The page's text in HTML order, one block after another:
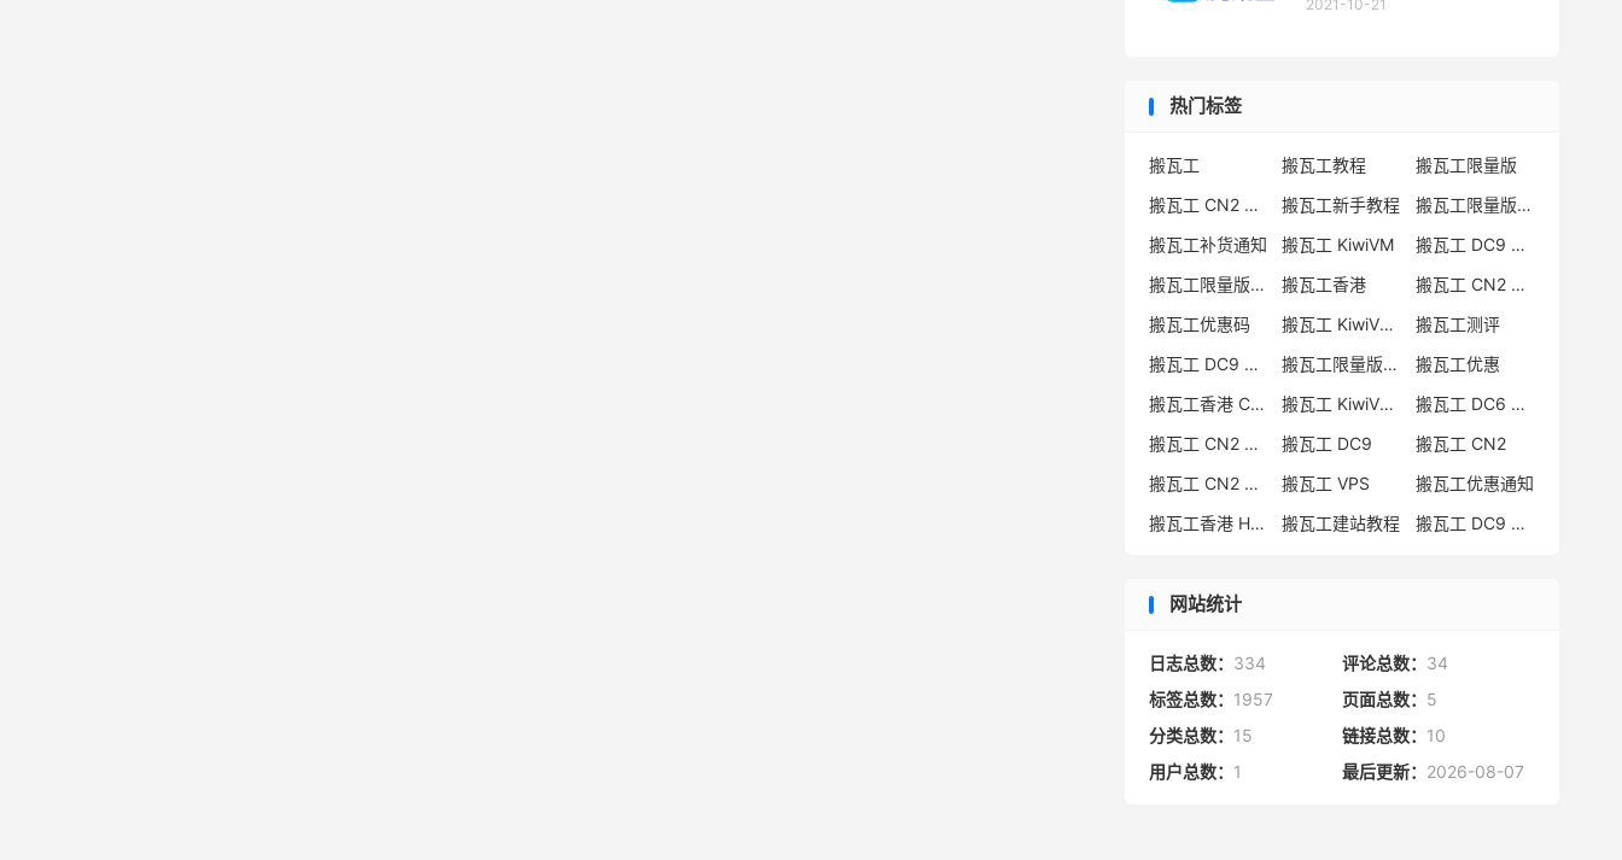
2021-10-21
热门标签
搬瓦工 搬瓦工教程
搬瓦工限量版
搬瓦工 CN2 GIA
搬瓦工新手教程
搬瓦工限量版套餐
搬瓦工补货通知
搬瓦工 KiwiVM
搬瓦工 DC9 CN2 GIA
搬瓦工限量版补货
搬瓦工香港
搬瓦工 CN2 GIA-E
搬瓦工优惠码
搬瓦工 KiwiVM 教程
搬瓦工测评
搬瓦工 DC9 CN2 GIA 限量版
搬瓦工限量版补货通知
搬瓦工优惠
搬瓦工香港 CN2 GIA
搬瓦工 KiwiVM 控制面板
搬瓦工 DC6 CN2 GIA-E
搬瓦工 CN2 GIA-E 限量版
搬瓦工 DC9
搬瓦工 CN2
搬瓦工 CN2 GIA 限量版
搬瓦工 VPS
搬瓦工优惠通知
搬瓦工香港 HK85
搬瓦工建站教程 搬瓦工 DC9 限量版
网站统计
日志总数： 334 评论总数： 34
标签总数： 1957 页面总数： 5
分类总数： 15 链接总数： 10
用户总数： 1 最后更新： 2026-08-07